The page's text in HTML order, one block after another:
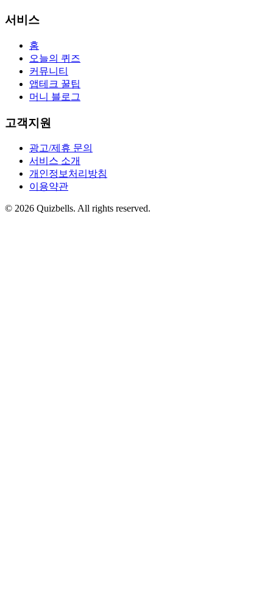
서비스
홈
오늘의 퀴즈
커뮤니티
앱테크 꿀팁
머니 블로그
고객지원
광고/제휴 문의
서비스 소개
개인정보처리방침
이용약관
© 2026 Quizbells. All rights reserved.